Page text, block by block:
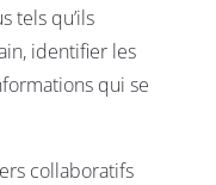
tels qu’ils
identifier les
qui se
collaboratifs